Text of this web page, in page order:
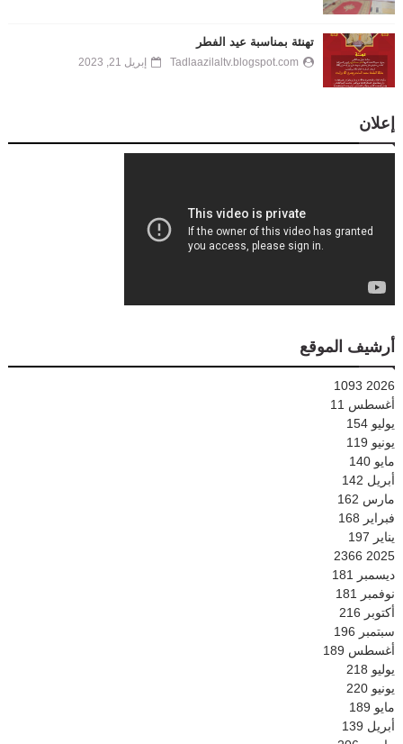
تهنئة بمناسبة عيد الفطر
Tadlaazilaltv.blogspot.com إبريل 21, 2023
إعلان
أرشيف الموقع
2026
1093
أغسطس 11
يوليو 154
يونيو 119
مايو 140
أبريل 142
مارس 162
فبراير 168
يناير 197
2025
2366
ديسمبر 181
نوفمبر 181
أكتوبر 216
سبتمبر 196
أغسطس 189
يوليو 218
يونيو 220
مايو 189
أبريل 139